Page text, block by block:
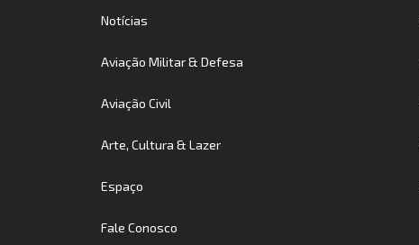
Notícias
Aviação Militar & Defesa
Aviação Civil
Arte, Cultura & Lazer
Espaço
Fale Conosco